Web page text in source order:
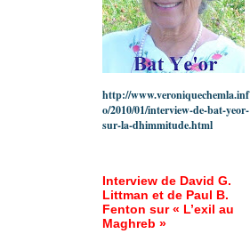
http://www.veroniquechemla.inf
o/2010/01/interview-de-bat-yeor-
sur-la-dhimmitude.html
Interview de David G.
Littman et de Paul B.
Fenton sur « L’exil au
Maghreb »